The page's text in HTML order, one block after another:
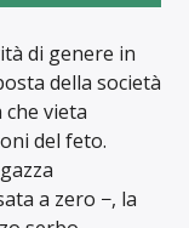
di genere in
della società
vieta
del feto.
a zero −, la